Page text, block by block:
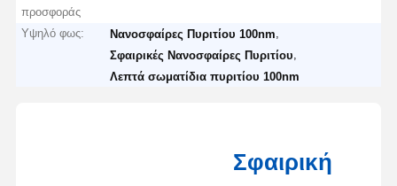
προσφοράς
Υψηλό φως: Νανοσφαίρες Πυριτίου 100nm
Σφαιρικές Νανοσφαίρες Πυριτίου
Λεπτά σωματίδια πυριτίου 100nm
Σφαιρική